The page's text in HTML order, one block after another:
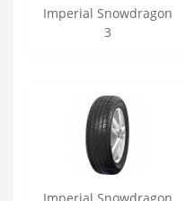
Imperial Snowdragon
3
Imperial Snowdragon